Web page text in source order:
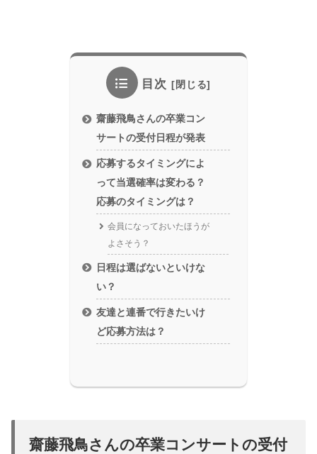
目次
齋藤飛鳥さんの卒業コン
サートの受付日程が発表
応募するタイミングによ
って当選確率は変わる？
応募のタイミングは？
会員になっておいたほうが
よさそう？
日程は選ばないといけな
い？
友達と連番で行きたいけ
ど応募方法は？
齋藤飛鳥さんの卒業コンサートの受付